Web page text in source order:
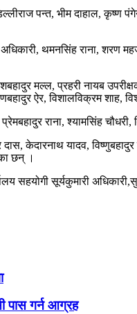
पन्त, भीम दाहाल, कृष्ण
थमनसिंह राना, शरण
मल्ल, प्रहरी नायब
ऐर, विशालविक्रम शाह,
राना, श्यामसिंह
दास, केदारनाथ यादव,
छन् ।
सहयोगी सूर्यकुमारी
पास गर्न आग्रह